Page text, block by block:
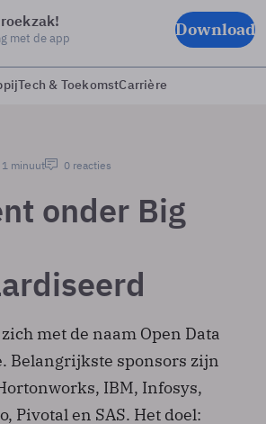
met de app Download
Tech & ToekomstCarrière
minuut 0 reacties
onder Big
met de naam Open Data
Belangrijkste sponsors zijn
IBM, Infosys,
Pivotal en SAS. Het doel: